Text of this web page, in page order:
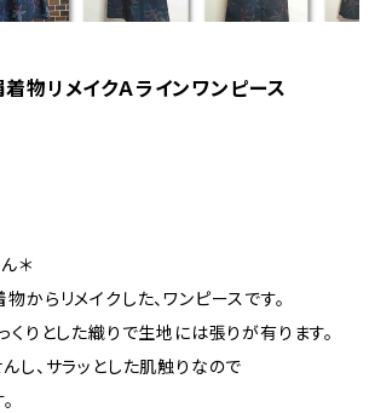
物リメイクＡラインワンピース
＊
からリメイクした、ワンピースです。
くりとした織りで生地には張りが有ります。
し、サラッとした肌触りなので